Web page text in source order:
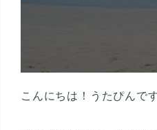
こんにちは！うたぴんです